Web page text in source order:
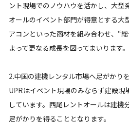
ント現場でのノウハウを活かし、大型
オールのイベント部門が得意とする大
アコンといった商材を組み合わせ、“
よって更なる成長を図ってまいります。
2.中国の建機レンタル市場へ足がかり
UPRはイベント現場のみならず建設現
しています。西尾レントオールは建機
足がかりを得ることとなります。